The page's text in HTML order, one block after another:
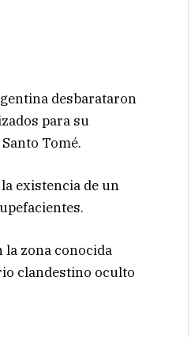
desbarataron
para su
Tomé.
existencia de un
zona conocida
clandestino oculto